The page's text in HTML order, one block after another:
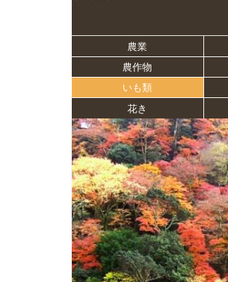
農業
農作物
いも類
花き